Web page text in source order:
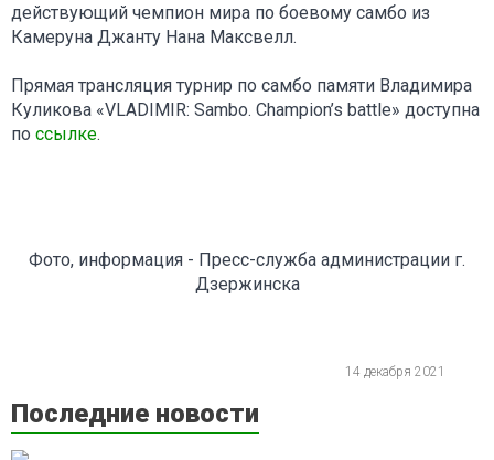
действующий чемпион мира по боевому самбо из
Камеруна Джанту Нана Максвелл.
Прямая трансляция турнир по самбо памяти Владимира
Куликова «VLADIMIR: Sambo. Champion’s battle» доступна
по ссылке.
Фото, информация - Пресс-служба администрации г.
Дзержинска
14 декабря 2021
Последние новости